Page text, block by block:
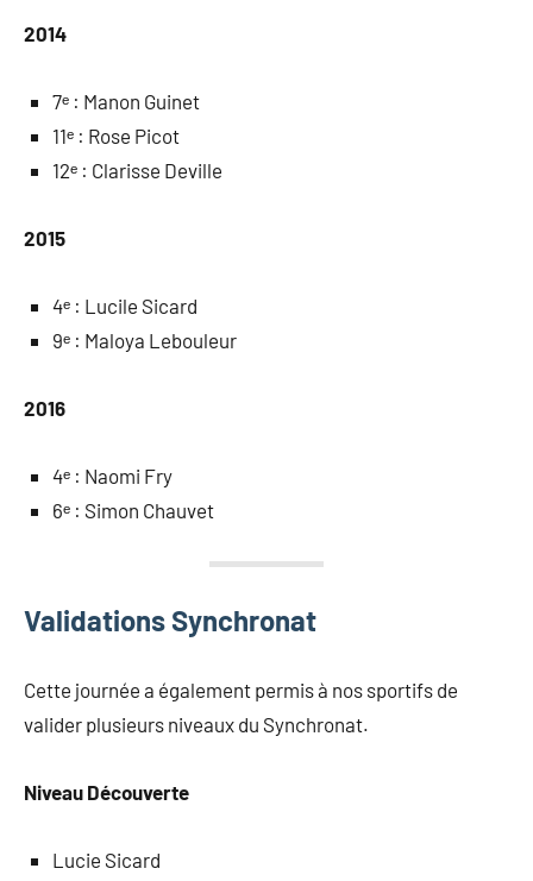
2014
7ᵉ : Manon Guinet
11ᵉ : Rose Picot
12ᵉ : Clarisse Deville
2015
4ᵉ : Lucile Sicard
9ᵉ : Maloya Lebouleur
2016
4ᵉ : Naomi Fry
6ᵉ : Simon Chauvet
Validations Synchronat
Cette journée a également permis à nos sportifs de
valider plusieurs niveaux du Synchronat.
Niveau Découverte
Lucie Sicard